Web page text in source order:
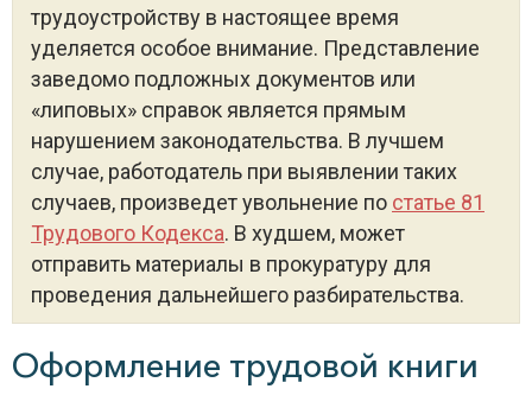
трудоустройству в настоящее время
уделяется особое внимание. Представление
заведомо подложных документов или
«липовых» справок является прямым
нарушением законодательства. В лучшем
случае, работодатель при выявлении таких
случаев, произведет увольнение по статье 81
Трудового Кодекса. В худшем, может
отправить материалы в прокуратуру для
проведения дальнейшего разбирательства.
Оформление трудовой книги